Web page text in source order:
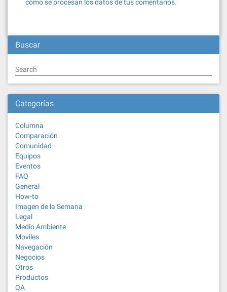
cómo se procesan los datos de tus comentarios.
Buscar
Search
Categorías
Columna
Comparación
Comunidad
Equipos
Eventos
FAQ
General
How-to
Imagen de la Semana
Legal
Medio Ambiente
Moviles
Navegación
Negocios
Otros
Productos
QA